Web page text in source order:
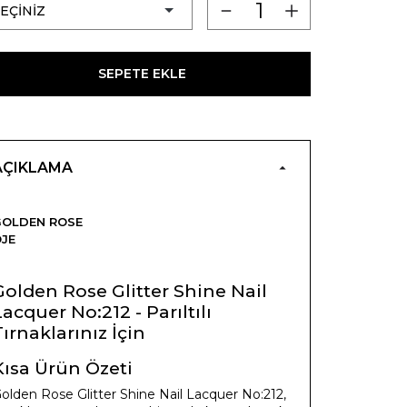
SEPETE EKLE
ROSE
Rose Glitter Shine Nail
No:212 - Parıltılı
İçin
Ürün Özeti
Rose Glitter Shine Nail Lacquer No:212,